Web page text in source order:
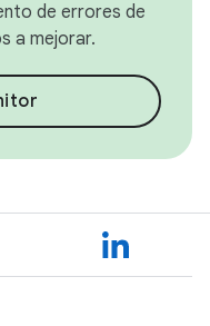
de errores de
a mejorar.